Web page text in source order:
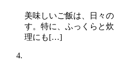
美味しいご飯は、日々
す。特に、ふっくらと
理にも[…]